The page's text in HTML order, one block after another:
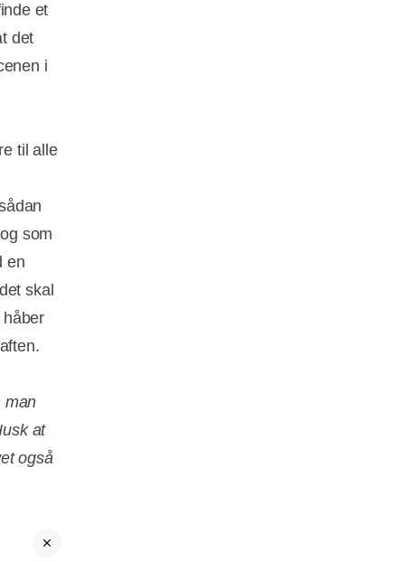
et
det
i
til alle
som
en
skal
man
at
også